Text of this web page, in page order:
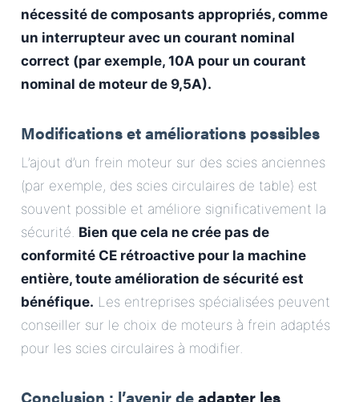
nécessité de composants appropriés, comme
un interrupteur avec un courant nominal
correct (par exemple, 10A pour un courant
nominal de moteur de 9,5A).
Modifications et améliorations possibles
L’ajout d’un frein moteur sur des scies anciennes
(par exemple, des scies circulaires de table) est
souvent possible et améliore significativement la
sécurité. Bien que cela ne crée pas de
conformité CE rétroactive pour la machine
entière, toute amélioration de sécurité est
bénéfique. Les entreprises spécialisées peuvent
conseiller sur le choix de moteurs à frein adaptés
pour les scies circulaires à modifier.
Conclusion : l’avenir deadapter les